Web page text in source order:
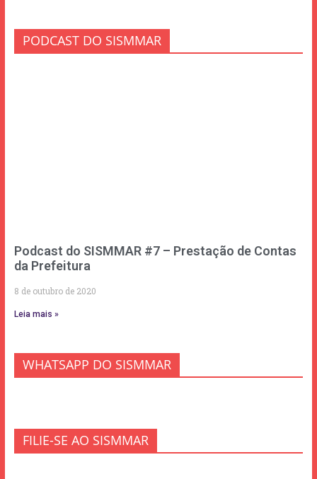
PODCAST DO SISMMAR
Podcast do SISMMAR #7 – Prestação de Contas
da Prefeitura
8 de outubro de 2020
Leia mais »
WHATSAPP DO SISMMAR
FILIE-SE AO SISMMAR